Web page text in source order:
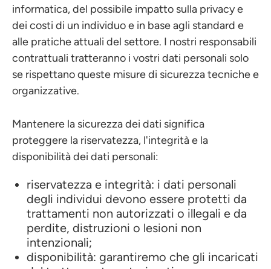
informatica, del possibile impatto sulla privacy e
dei costi di un individuo e in base agli standard e
alle pratiche attuali del settore. I nostri responsabili
contrattuali tratteranno i vostri dati personali solo
se rispettano queste misure di sicurezza tecniche e
organizzative.
Mantenere la sicurezza dei dati significa
proteggere la riservatezza, l'integrità e la
disponibilità dei dati personali:
riservatezza e integrità: i dati personali
degli individui devono essere protetti da
trattamenti non autorizzati o illegali e da
perdite, distruzioni o lesioni non
intenzionali;
disponibilità: garantiremo che gli incaricati